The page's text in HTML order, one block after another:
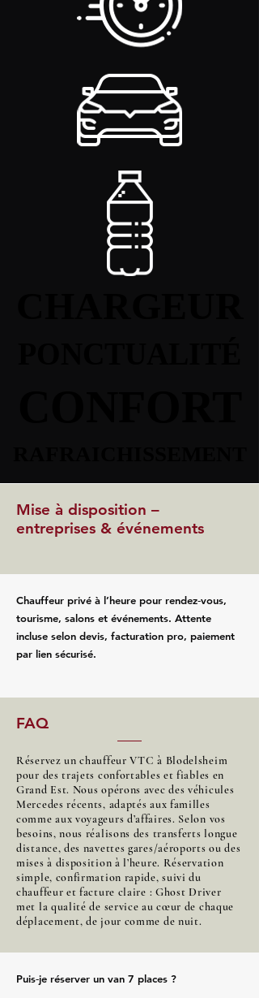
Mise à disposition –
entreprises & événements
Chauffeur privé à l’heure pour rendez‑vous,
tourisme, salons et événements. Attente
incluse selon devis, facturation pro, paiement
par lien sécurisé.
FAQ
Réservez un chauffeur VTC à Blodelsheim
pour des trajets confortables et fiables en
Grand Est. Nous opérons avec des véhicules
Mercedes récents, adaptés aux familles
comme aux voyageurs d’affaires. Selon vos
besoins, nous réalisons des transferts longue
distance, des navettes gares/aéroports ou des
mises à disposition à l’heure. Réservation
simple, confirmation rapide, suivi du
chauffeur et facture claire : Ghost Driver
met la qualité de service au cœur de chaque
déplacement, de jour comme de nuit.
Puis‑je réserver un van 7 places ?